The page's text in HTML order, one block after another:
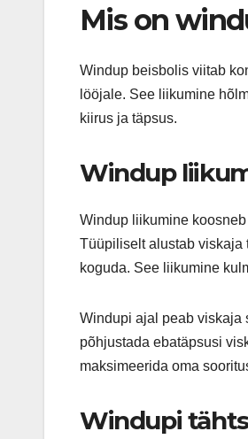
Mis on
Windup beisbolis viitab
lööjale. See liikumine
kiirus ja täpsus.
Windup
Windup liikumine
Tüüpiliselt alustab viskaja
koguda. See liikumine
Windupi ajal peab viskaja
põhjustada ebatäpsusi
maksimeerida oma
Windupi